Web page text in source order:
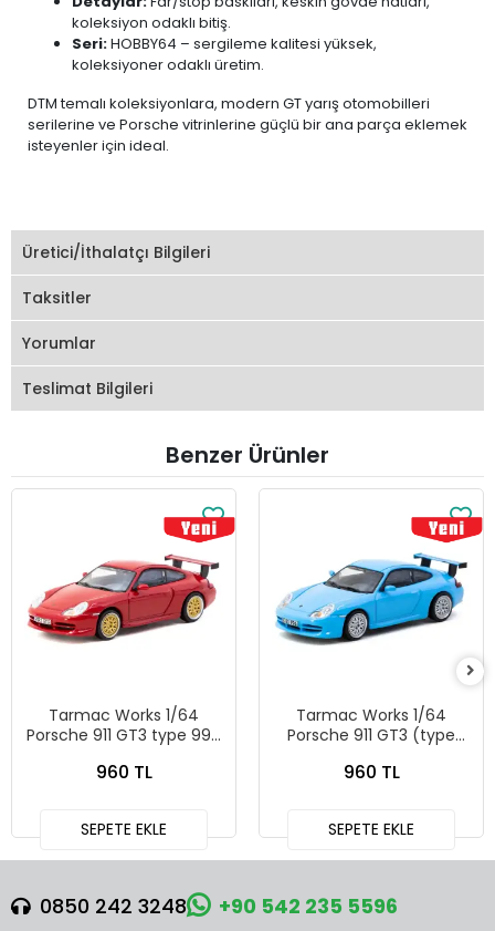
koleksiyon odaklı bitiş.
Seri:HOBBY64 – sergileme kalitesi yüksek,
koleksiyoner odaklı üretim.
DTM temalı koleksiyonlara, modern GT yarış otomobilleri
serilerine ve Porsche vitrinlerine güçlü bir ana parça eklemek
isteyenler için ideal.
Üretici/İthalatçı Bilgileri
Taksitler
Yorumlar
Teslimat Bilgileri
Benzer Ürünler
Tarmac Works 1/64
Porsche 911 GT3 type 996
960 TL
SEPETE EKLE
Tarmac Works 1/64
Porsche 911 GT3 (type
Works X iXO Models
960 TL
SEPETE EKLE
0850 242 3248 +90 542 235 5596